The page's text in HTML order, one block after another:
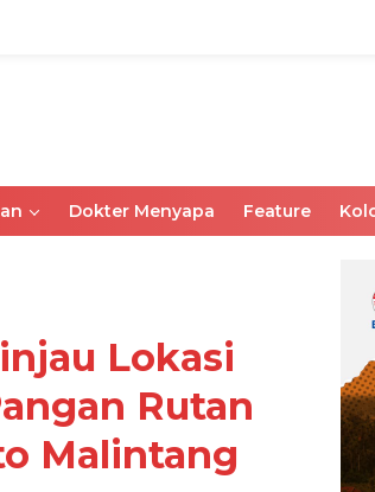
Dokter Menyapa Feature
Lokasi
Rutan
Malintang